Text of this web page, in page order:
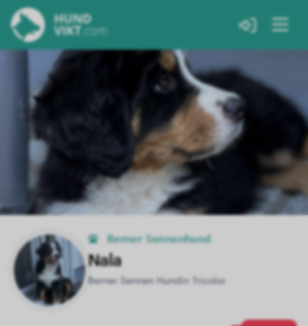
Berner Sennenhund
Nala
Berner Sennen Hundin Tricolor